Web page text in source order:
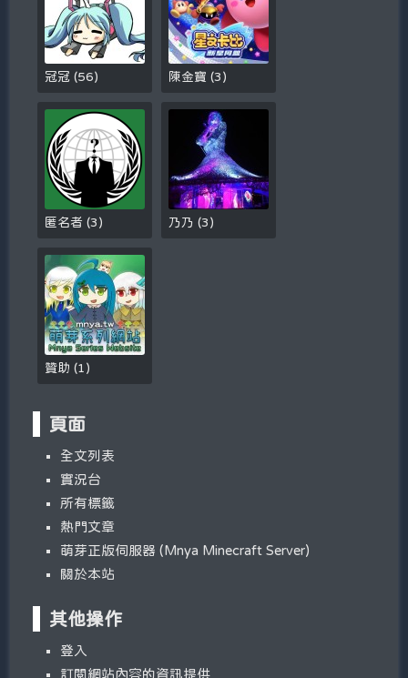
冠冠(56) 陳金寶(3 )
匿名者(3 ) 乃乃(3 )
贊助(1 )
頁面
全文列表
實況台
所有標籤
熱門文章
萌芽正版伺服器 (Mnya Minecraft Server)
關於本站
其他操作
登入
訂閱網站內容的資訊提供